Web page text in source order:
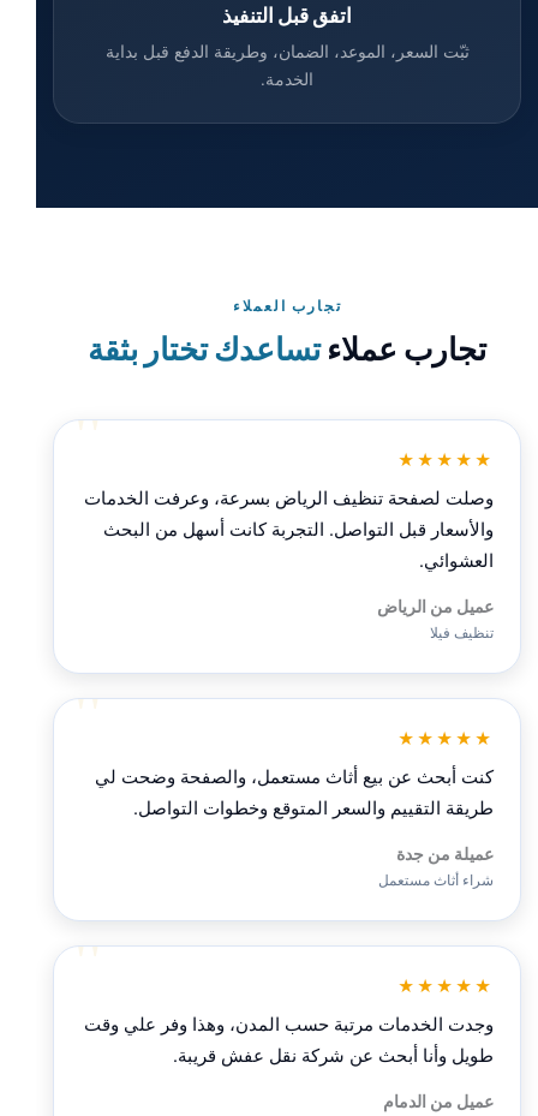
اتفق قبل التنفيذ
ثبّت السعر، الموعد، الضمان، وطريقة الدفع قبل بداية
الخدمة.
تجارب العملاء
تجارب عملاءتساعدك تختار بثقة
★★★★★
وصلت لصفحة تنظيف الرياض بسرعة، وعرفت الخدمات
والأسعار قبل التواصل. التجربة كانت أسهل من البحث
العشوائي.
عميل من الرياض
تنظيف فيلا
★★★★★
كنت أبحث عن بيع أثاث مستعمل، والصفحة وضحت لي
طريقة التقييم والسعر المتوقع وخطوات التواصل.
عميلة من جدة
شراء أثاث مستعمل
★★★★★
وجدت الخدمات مرتبة حسب المدن، وهذا وفر علي وقت
طويل وأنا أبحث عن شركة نقل عفش قريبة.
عميل من الدمام